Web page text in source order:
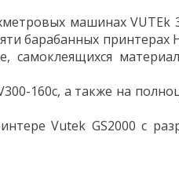
машинах VUTEk
барабанных принтерах
самоклеящихся
160с, а также на
Vutek GS2000 с